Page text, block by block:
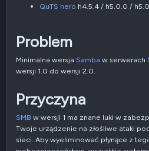
QuTS hero h4.5.4 / h5.0.0 /
Problem
Minimalna wersja Samba w serwerach
wersji 1.0 do wersji 2.0.
Przyczyna
SMB w wersji 1 ma znane luki w
Twoje urządzenie na złośliwe ataki
sieci. Aby wyeliminować płynące z